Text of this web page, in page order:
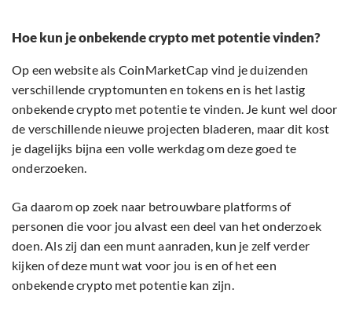
Hoe kun je onbekende crypto met potentie vinden?
Op een website als CoinMarketCap vind je duizenden
verschillende cryptomunten en tokens en is het lastig
onbekende crypto met potentie te vinden. Je kunt wel door
de verschillende nieuwe projecten bladeren, maar dit kost
je dagelijks bijna een volle werkdag om deze goed te
onderzoeken.
Ga daarom op zoek naar betrouwbare platforms of
personen die voor jou alvast een deel van het onderzoek
doen. Als zij dan een munt aanraden, kun je zelf verder
kijken of deze munt wat voor jou is en of het een
onbekende crypto met potentie kan zijn.